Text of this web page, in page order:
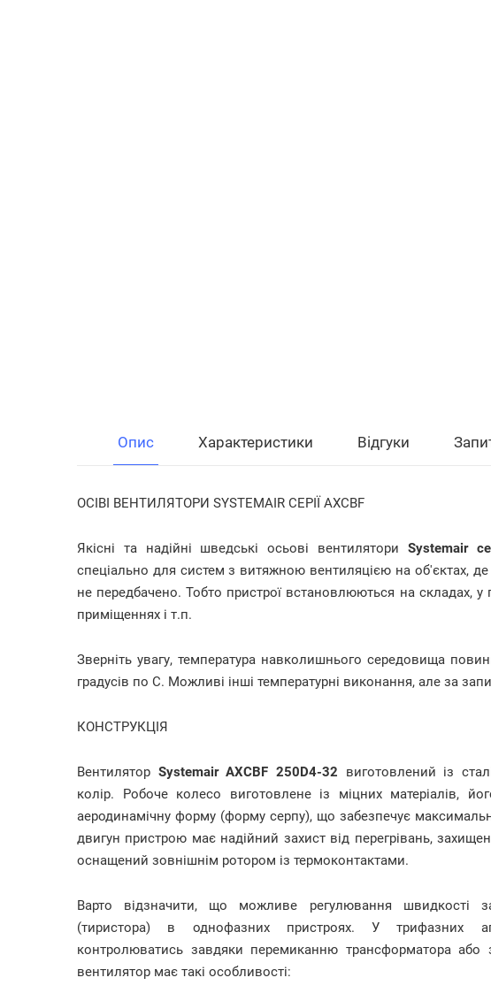
Опис Характеристики Відгуки
ОСІВІ ВЕНТИЛЯТОРИ SYSTEMAIR СЕРІЇ AXCBF
Якісні та надійні шведські осьові вентилятори Systemair
спеціально для систем з витяжною вентиляцією на об'єктах,
не передбачено. Тобто пристрої встановлюються на складах, у
приміщеннях і т.п.
Зверніть увагу, температура навколишнього середовища
градусів по C. Можливі інші температурні виконання, але за
КОНСТРУКЦІЯ
Вентилятор Systemair AXCBF 250D4-32 виготовлений із
колір. Робоче колесо виготовлене із міцних матеріалів,
аеродинамічну форму (форму серпу), що забезпечує
двигун пристрою має надійний захист від перегрівань,
оснащений зовнішнім ротором із термоконтактами.
Варто відзначити, що можливе регулювання швидкості
(тиристора) в однофазних пристроях. У трифазних
контролюватись завдяки перемиканню трансформатора або
вентилятор має такі особливості: